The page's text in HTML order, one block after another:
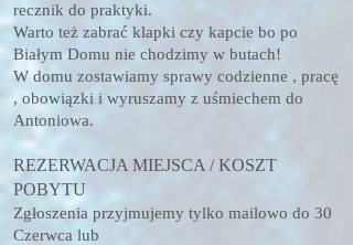
recznik do praktyki.
Warto też zabrać klapki czy kapcie bo po
Białym Domu nie chodzimy w butach!
W domu zostawiamy sprawy codzienne , pracę
, obowiązki i wyruszamy z uśmiechem do
Antoniowa.
REZERWACJA MIEJSCA / KOSZT
POBYTU
Zgłoszenia przyjmujemy tylko mailowo do 30
Czerwca lub